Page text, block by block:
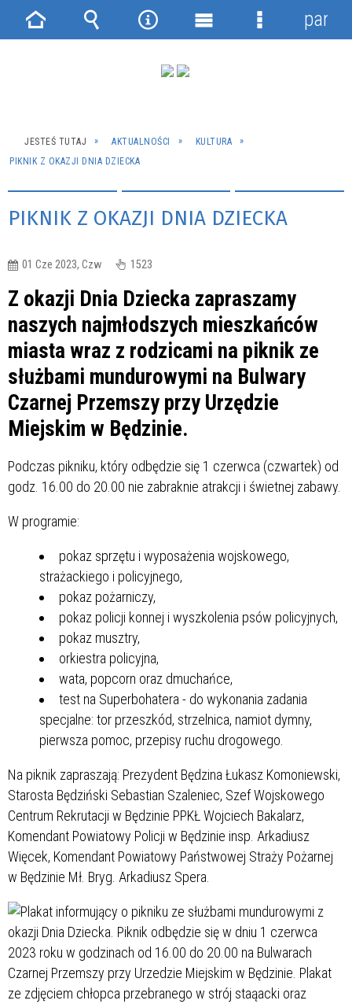
JESTEŚ TUTAJ AKTUALNOŚCI
KULTURA
PIKNIK Z OKAZJI DNIA DZIECKA
PIKNIK Z OKAZJI DNIA DZIECKA
01 Cze 2023, Czw 1523
Z okazji Dnia Dziecka zapraszamy
naszych najmłodszych mieszkańców
miasta wraz z rodzicami na piknik ze
służbami mundurowymi na Bulwary
Czarnej Przemszy przy Urzędzie
Miejskim w Będzinie.
Podczas pikniku, który odbędzie się 1 czerwca (czwartek) od
godz. 16.00 do 20.00 nie zabraknie atrakcji i świetnej zabawy.
W programie:
pokaz sprzętu i wyposażenia wojskowego,
strażackiego i policyjnego,
pokaz pożarniczy,
pokaz policji konnej i wyszkolenia psów policyjnych,
pokaz musztry,
orkiestra policyjna,
wata, popcorn oraz dmuchańce,
test na Superbohatera - do wykonania zadania
specjalne: tor przeszkód, strzelnica, namiot dymny,
pierwsza pomoc, przepisy ruchu drogowego.
Na piknik zapraszają: Prezydent Będzina Łukasz Komoniewski,
Starosta Będziński Sebastian Szaleniec, Szef Wojskowego
Centrum Rekrutacji w Będzinie PPKŁ Wojciech Bakalarz,
Komendant Powiatowy Policji w Będzinie insp. Arkadiusz
Więcek, Komendant Powiatowy Państwowej Straży Pożarnej
w Będzinie Mł. Bryg. Arkadiusz Spera.
Strona Wyszukiwarka
NarzędziaMenu
Menu
panel